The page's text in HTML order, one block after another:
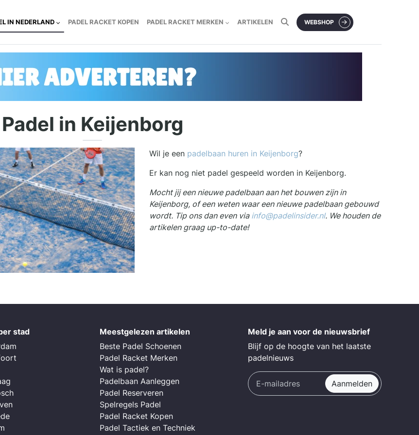
IN NEDERLAND PADEL RACKET KOPEN PADEL RACKET MERKEN ARTIKELEN WEBSHOP
Padel in Keijenborg
Wil je een padelbaan huren in Keijenborg?
Er kan nog niet padel gespeeld worden in Keijenborg.
Mocht jij een nieuwe padelbaan aan het bouwen zijn in
Keijenborg, of een weten waar een nieuwe padelbaan gebouwd
wordt. Tip ons dan even via info@padelinsider.nl. We houden de
artikelen graag up-to-date!
stad
Meestgelezen artikelen
Beste Padel Schoenen
Padel Racket Merken
Wat is padel?
Padelbaan Aanleggen
Padel Reserveren
Spelregels Padel
Padel Racket Kopen
Padel Tactiek en Techniek
Meld je aan voor de nieuwsbrief
Blijf op de hoogte van het laatste
padelnieuws
Aanmelden